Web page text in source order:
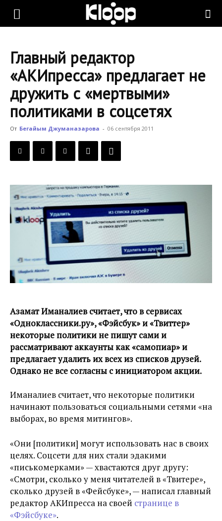
KLOOP.KG
Новости
Кыргызстана
Главный редактор
«АКИпресса» предлагает не
дружить с «мертвыми»
политиками в соцсетях
От Бегайым Джуманазарова - 06 сентября 2011
Азамат Иманалиев считает, что в сервисах
«Одноклассники.ру», «Фэйсбук» и «Твиттер»
некоторые политики не пишут сами и
рассматривают аккаунты как «самопиар» и
предлагает удалить их всех из списков друзей.
Однако не все согласны с инициатором акции.
Иманалиев считает, что некоторые политики
начинают пользоваться социальными сетями «на
выборах, во время митингов».
«Они [политики] могут использовать нас в своих
целях. Соцсети для них стали эдакими
«писькомерками» — хвастаются друг другу:
«Смотри, сколько у меня читателей в «Твитере»,
сколько друзей в «Фейсбуке», — написал главный
редактор АКИпресса на своей странице в
«Фэйсбуке».